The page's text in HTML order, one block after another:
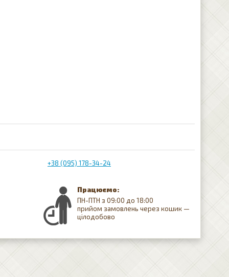
+38 (095) 178-34-24
Працюємо:
ПН-ПТН з 09:00 до 18:00
прийом замовлень через кошик —
цілодобово